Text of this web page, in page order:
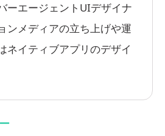
ーエージェントUIデザイナ
ンメディアの立ち上げや運
ネイティブアプリのデザイ